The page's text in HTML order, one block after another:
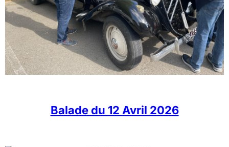
Balade du 12 Avril 2026